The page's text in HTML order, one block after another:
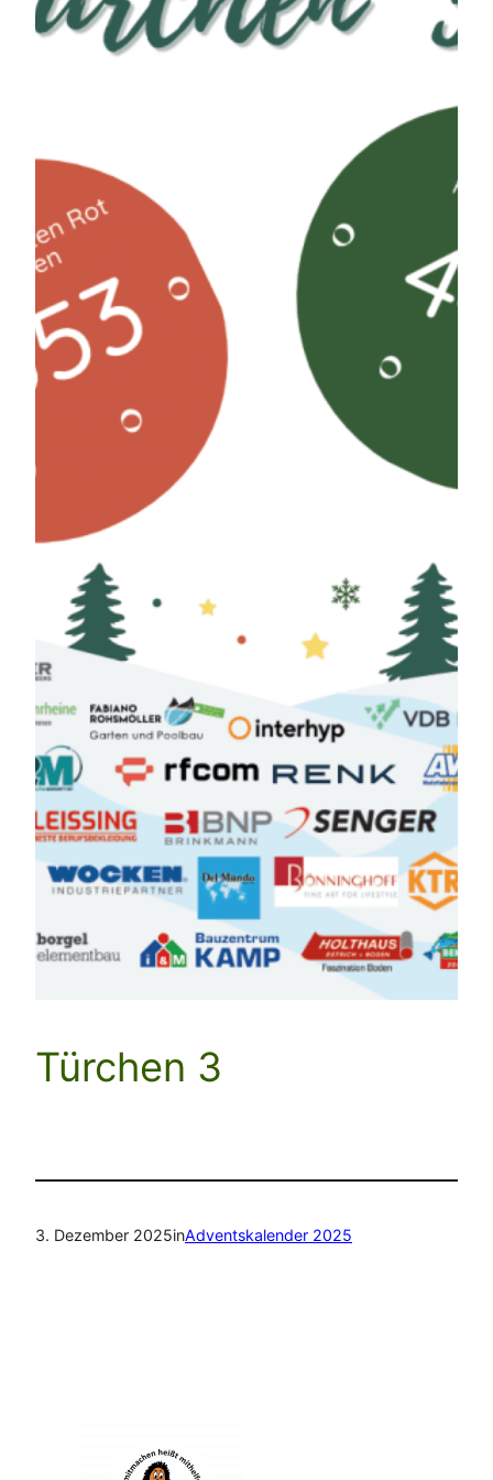
Türchen 3
3. Dezember 2025inAdventskalender 2025